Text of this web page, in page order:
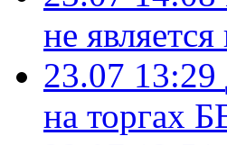
не
23.07 13:29
на торгах